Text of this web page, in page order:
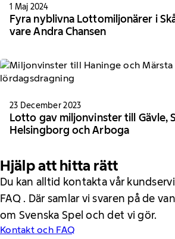
1 Maj 2024
Fyra nyblivna Lottomiljonärer i
vare Andra Chansen
23 December 2023
Lotto gav miljonvinster till Gävle,
Helsingborg och Arboga
Hjälp att hitta rätt
Du kan alltid kontakta vår
FAQ . Där samlar vi svaren på de
om Svenska Spel och det vi gör.
Kontakt och FAQ